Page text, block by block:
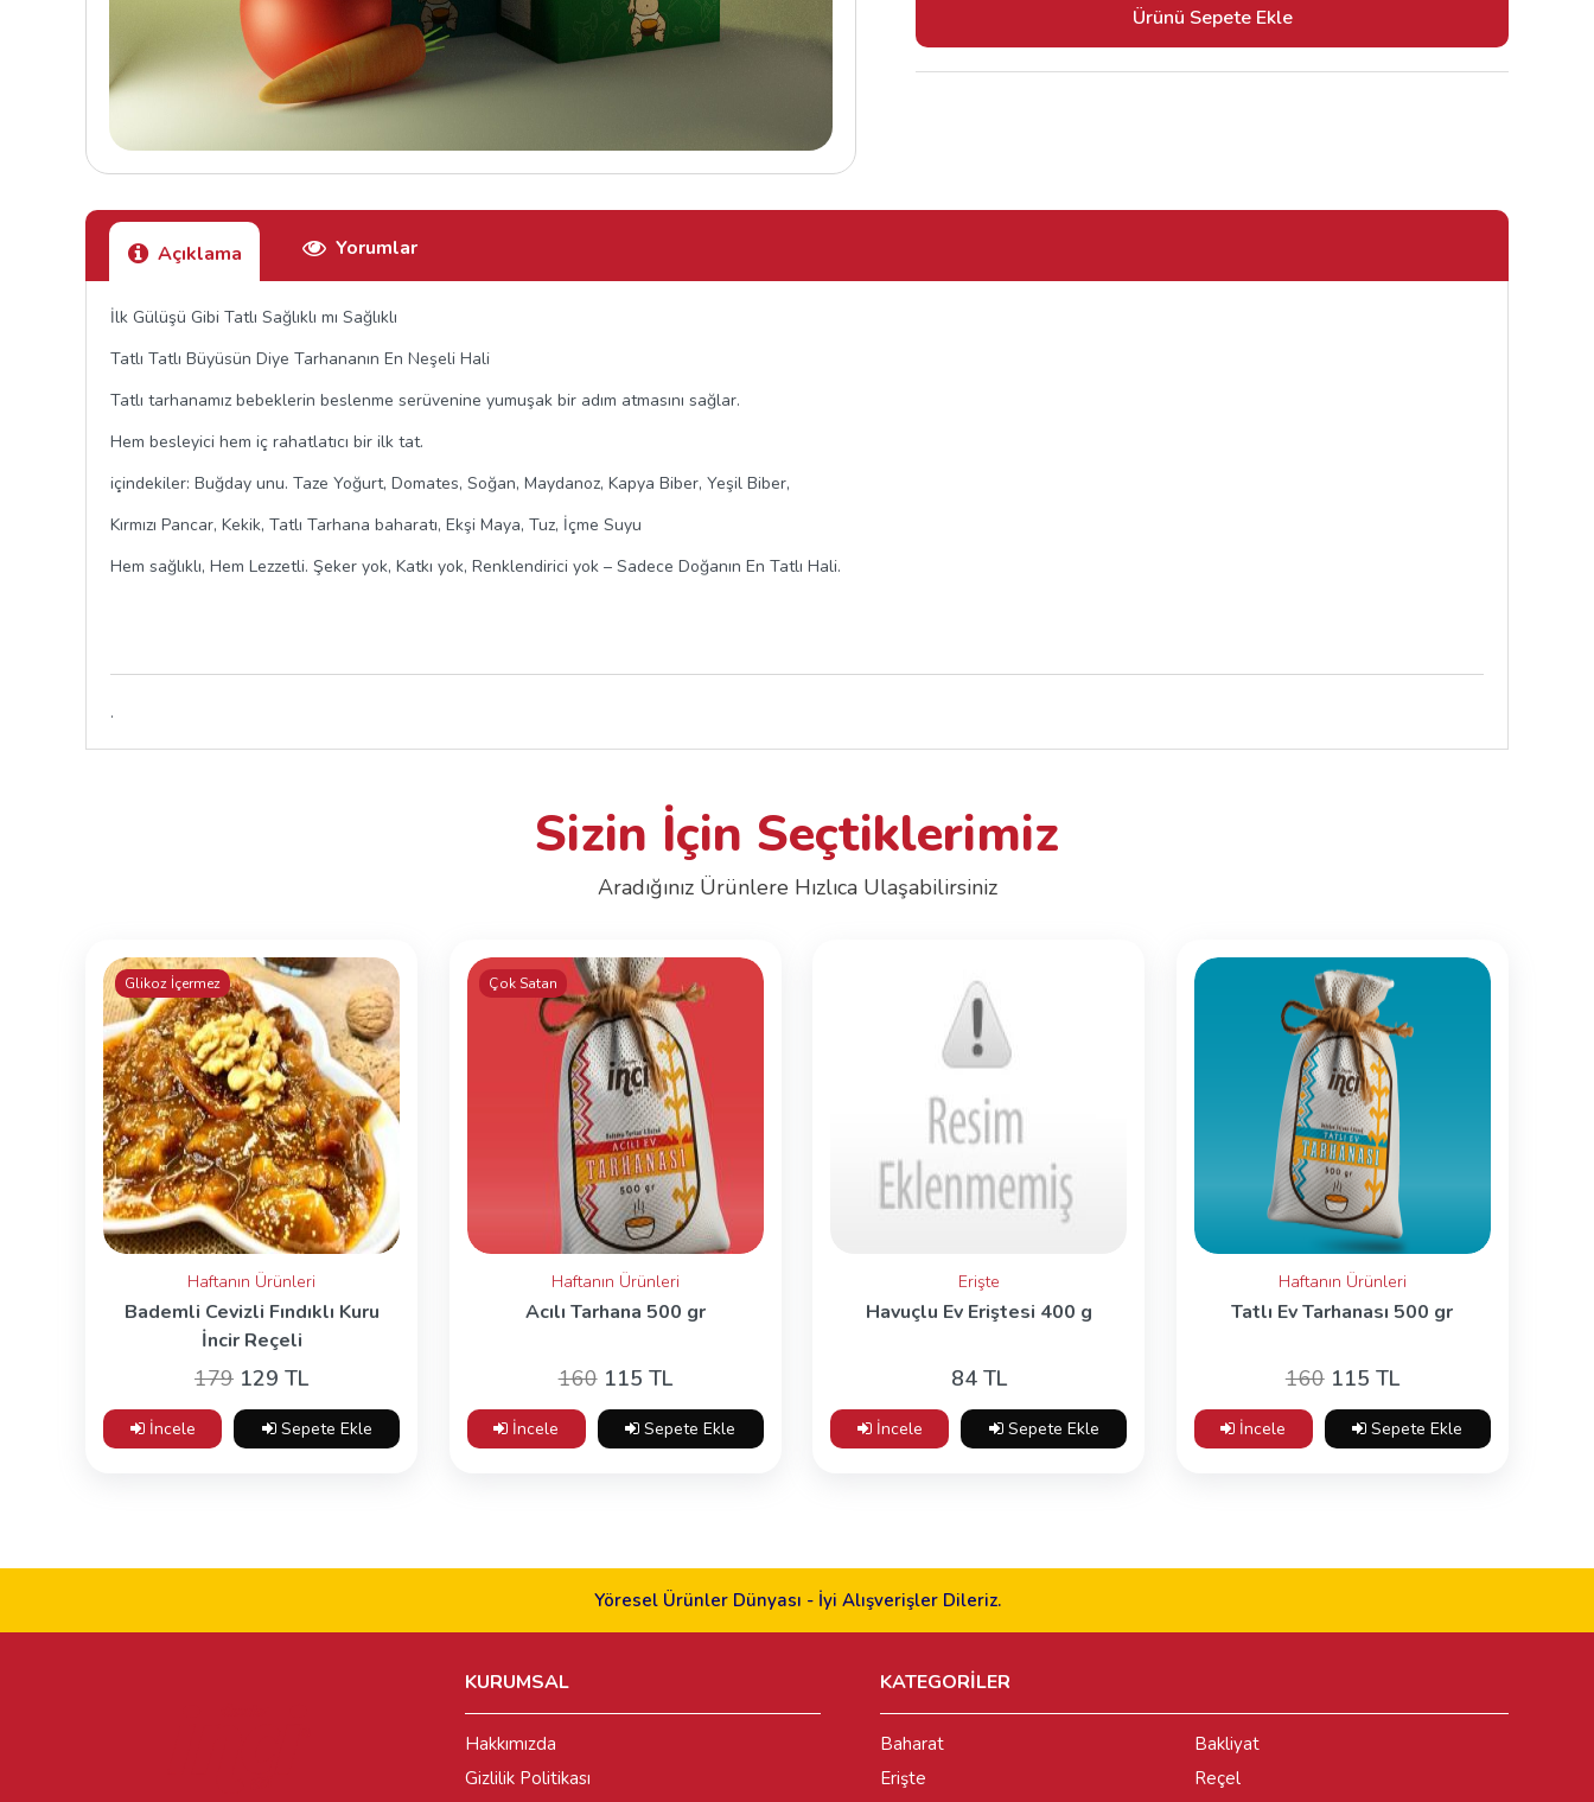
Açıklama Yorumlar
İlk Gülüşü Gibi Tatlı Sağlıklı mı Sağlıklı
Tatlı Tatlı Büyüsün Diye Tarhananın En Neşeli Hali
Tatlı tarhanamız bebeklerin beslenme serüvenine yumuşak bir adım atmasını sağlar.
Hem besleyici hem iç rahatlatıcı bir ilk tat.
içindekiler: Buğday unu. Taze Yoğurt, Domates, Soğan, Maydanoz, Kapya Biber, Yeşil Biber,
Kırmızı Pancar, Kekik, Tatlı Tarhana baharatı, Ekşi Maya, Tuz, İçme Suyu
Hem sağlıklı, Hem Lezzetli. Şeker yok, Katkı yok, Renklendirici yok – Sadece Doğanın En Tatlı Hali.
.
Sizin İçin Seçtiklerimiz
Aradığınız Ürünlere Hızlıca Ulaşabilirsiniz
Glikoz İçermez
Haftanın Ürünleri
Bademli Cevizli Fındıklı Kuru
İncir Reçeli
179 129 TL
İncele Sepete Ekle
Çok Satan
Haftanın Ürünleri
Acılı Tarhana 500 gr
160115 TL
İncele Sepete Ekle
Erişte
Havuçlu Ev Eriştesi 400 g
84 TL
İncele Sepete Ekle
Haftanın Ürünleri
Tatlı Ev Tarhanası 500 gr
160115 TL
İncele Sepete Ekle
Yöresel Ürünler Dünyası - İyi Alışverişler Dileriz.
KURUMSAL
Hakkımızda
Gizlilik Politikası
KATEGORİLER
Baharat
Bakliyat
Erişte
Reçel